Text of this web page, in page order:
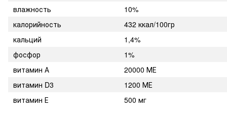
влажность
10%
калорийность
432 ккал/100гр
кальций
1,4%
фосфор
1%
витамин А
20000 МЕ
витамин D3
1200 МЕ
витамин Е
500 мг